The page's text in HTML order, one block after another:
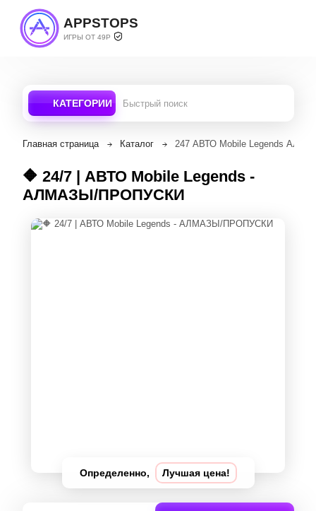
APPSTOPS
ИГРЫ ОТ 49Р
КАТЕГОРИИ
Главная страница Каталог 247 АВТО Mobile Legends
🔶 24/7 | АВТО Mobile Legends -
АЛМАЗЫ/ПРОПУСКИ
Определенно, Лучшая цена!